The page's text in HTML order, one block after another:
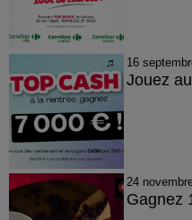
16
Jouez
24
Gagnez